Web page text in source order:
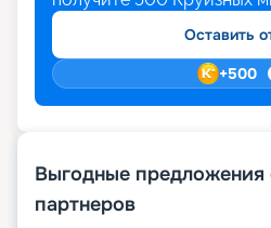
Оставить
+500
Выгодные предложения
партнеров